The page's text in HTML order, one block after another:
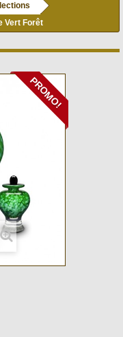
Vert Forêt
PROMO!